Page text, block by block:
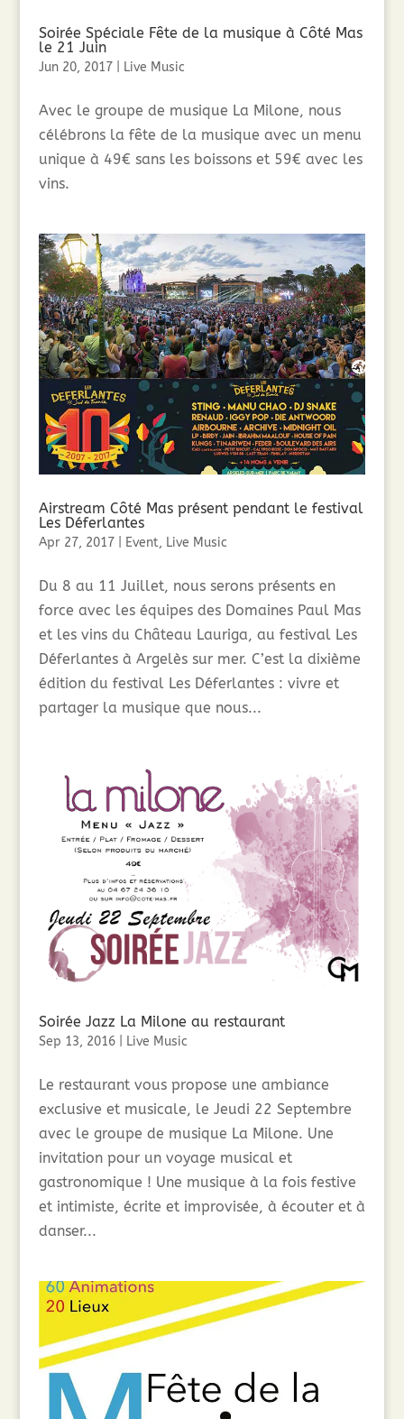
Soirée Spéciale Fête de la musique à Côté Mas
le 21 Juin
Jun 20, 2017| Live Music
Avec le groupe de musique La Milone, nous
célébrons la fête de la musique avec un menu
unique à 49€ sans les boissons et 59€ avec les
vins.
Airstream Côté Mas présent pendant le festival
Les Déferlantes
Apr 27, 2017| Event, Live Music
Du 8 au 11 Juillet, nous serons présents en
force avec les équipes des Domaines Paul Mas
et les vins du Château Lauriga, au festival Les
Déferlantes à Argelès sur mer. C’est la dixième
édition du festival Les Déferlantes : vivre et
partager la musique que nous...
Soirée Jazz La Milone au restaurant
Sep 13, 2016| Live Music
Le restaurant vous propose une ambiance
exclusive et musicale, le Jeudi 22 Septembre
avec le groupe de musique La Milone. Une
invitation pour un voyage musical et
gastronomique ! Une musique à la fois festive
et intimiste, écrite et improvisée, à écouter et à
danser...